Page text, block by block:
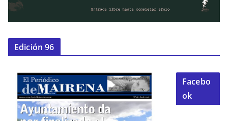
Edición 96
Facebo
ok